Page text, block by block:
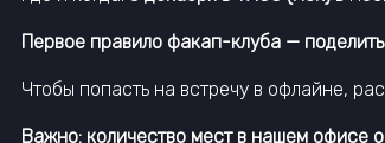
Первое правило факап-клуба —
Чтобы попасть на встречу в офлайне,
Важно: количество мест в нашем офисе